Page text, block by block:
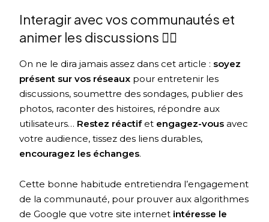
Interagir avec vos communautés et
animer les discussions 🤸‍♀️
On ne le dira jamais assez dans cet article : soyez
présent sur vos réseaux pour entretenir les
discussions, soumettre des sondages, publier des
photos, raconter des histoires, répondre aux
utilisateurs… Restez réactifet engagez-vous avec
votre audience, tissez des liens durables,
encouragez les échanges.
Cette bonne habitude entretiendra l’engagement
de la communauté, pour prouver aux algorithmes
de Google que votre site internet intéresse le